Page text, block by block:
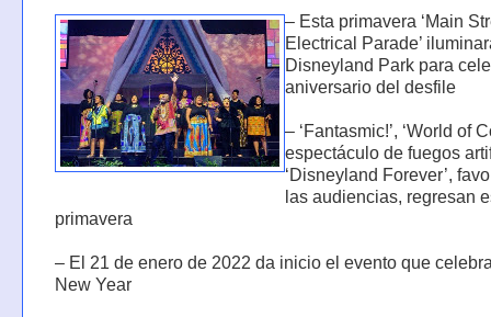
– Esta primavera ‘Main
Electrical Parade’
Disneyland Park para
aniversario del desfile
– ‘Fantasmic!’, ‘World of
espectáculo de fuegos
‘Disneyland Forever’,
las audiencias, regresan
primavera
– El 21 de enero de 2022 da inicio el evento que
New Year